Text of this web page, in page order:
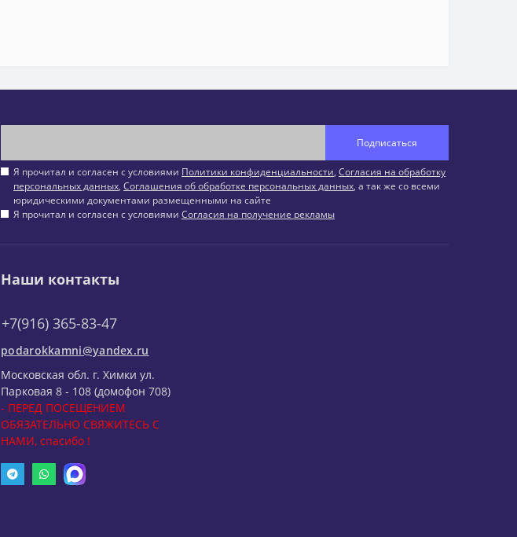
Подписаться
Я прочитал и согласен с условиями Политики конфиденциальности, Согласия на обработку
персональных данных, Соглашения об обработке персональных данных, а так же со всеми
юридическими документами размещенными на сайте
Я прочитал и согласен с условиями Согласия на получение рекламы
Наши контакты
+7(916) 365-83-47
podarokkamni@yandex.ru
Московская обл. г. Химки ул.
Парковая 8 - 108 (домофон 708)
- ПЕРЕД ПОСЕЩЕНИЕМ
ОБЯЗАТЕЛЬНО СВЯЖИТЕСЬ С
НАМИ, спасибо !